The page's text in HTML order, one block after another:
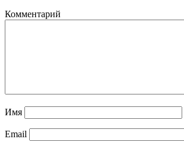
Комментарий
Имя
Email